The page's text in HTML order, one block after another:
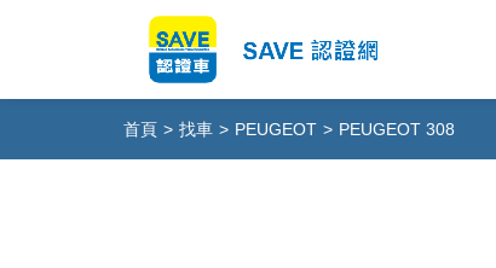
首頁 > 找車 > PEUGEOT > PEUGEOT 308